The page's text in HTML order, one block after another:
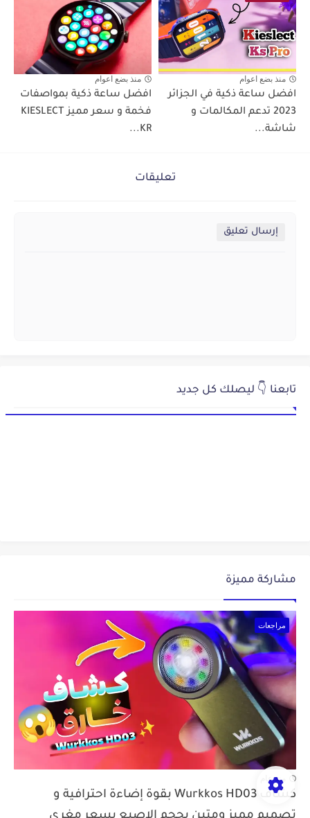
منذ بضع اعوام
افضل ساعة ذكية في الجزائر
2023 تدعم المكالمات و
شاشة...
منذ بضع اعوام
افضل ساعة ذكية بمواصفات
فخمة و سعر مميز KIESLECT
KR...
تعليقات
إرسال تعليق
تابعنا 👇 ليصلك كل جديد
مشاركة مميزة
مراجعات
منذ عام
كشاف Wurkkos HD03 بقوة إضاءة احترافية و